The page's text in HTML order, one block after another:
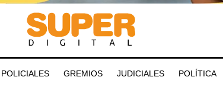
POLICIALES GREMIOS JUDICIALES POLÍTICA